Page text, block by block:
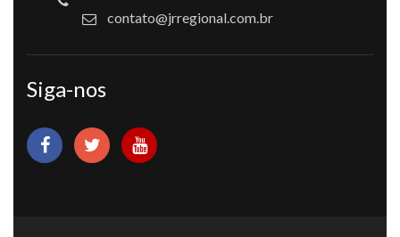
contato@jrregional.com.br
Siga-nos